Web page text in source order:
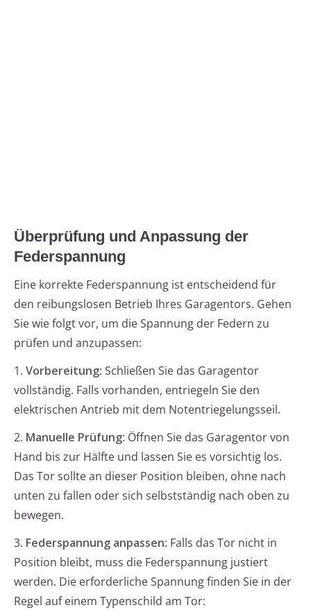
Überprüfung und Anpassung der
Federspannung
Eine korrekte Federspannung ist entscheidend für
den reibungslosen Betrieb Ihres Garagentors. Gehen
Sie wie folgt vor, um die Spannung der Federn zu
prüfen und anzupassen:
1. Vorbereitung: Schließen Sie das Garagentor
vollständig. Falls vorhanden, entriegeln Sie den
elektrischen Antrieb mit dem Notentriegelungsseil.
2. Manuelle Prüfung: Öffnen Sie das Garagentor von
Hand bis zur Hälfte und lassen Sie es vorsichtig los.
Das Tor sollte an dieser Position bleiben, ohne nach
unten zu fallen oder sich selbstständig nach oben zu
bewegen.
3. Federspannung anpassen: Falls das Tor nicht in
Position bleibt, muss die Federspannung justiert
werden. Die erforderliche Spannung finden Sie in der
Regel auf einem Typenschild am Tor: